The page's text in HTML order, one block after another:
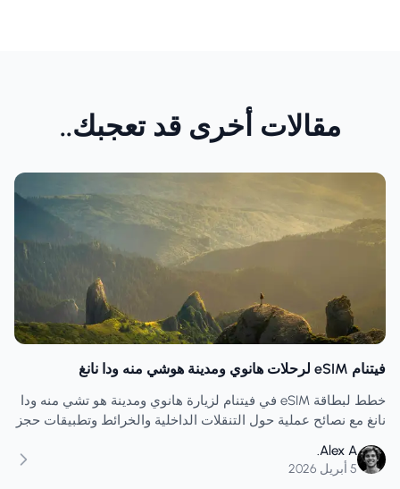
مقالات أخرى قد تعجبك..
فيتنام eSIM لرحلات هانوي ومدينة هوشي منه ودا نانغ
خطط لبطاقة eSIM في فيتنام لزيارة هانوي ومدينة هو تشي منه ودا
نانغ مع نصائح عملية حول التنقلات الداخلية والخرائط وتطبيقات حجز
Alex A.
5 أبريل 2026